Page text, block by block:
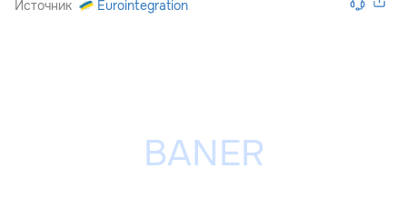
Источник Eurointegration